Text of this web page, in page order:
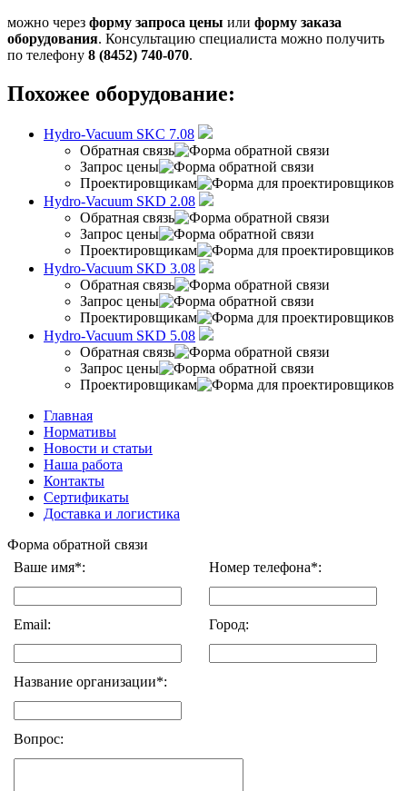
можно через форму запроса цены или форму заказа
оборудования. Консультацию специалиста можно получить
по телефону 8 (8452) 740-070.
Похожее оборудование:
Hydro-Vacuum SKC 7.08
Обратная связь
Запрос цены
Проектировщикам
Hydro-Vacuum SKD 2.08
Обратная связь
Запрос цены
Проектировщикам
Hydro-Vacuum SKD 3.08
Обратная связь
Запрос цены
Проектировщикам
Hydro-Vacuum SKD 5.08
Обратная связь
Запрос цены
Проектировщикам
Главная
Нормативы
Новости и статьи
Наша работа
Контакты
Сертификаты
Доставка и логистика
Форма обратной связи
Ваше имя*:
Номер телефона*:
Email: Город:
Название организации*:
Вопрос: